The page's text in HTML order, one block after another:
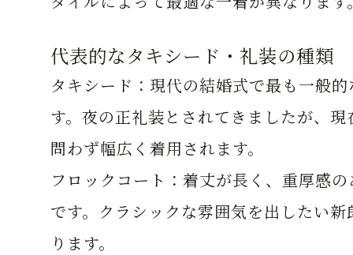
代表的なタキシード・礼装の種類
タキシード： 現代の結婚式で最も一般
す。夜の正礼装とされてきましたが、
問わず幅広く着用されます。
フロックコート： 着丈が長く、重厚感
です。クラシックな雰囲気を出したい
ります。